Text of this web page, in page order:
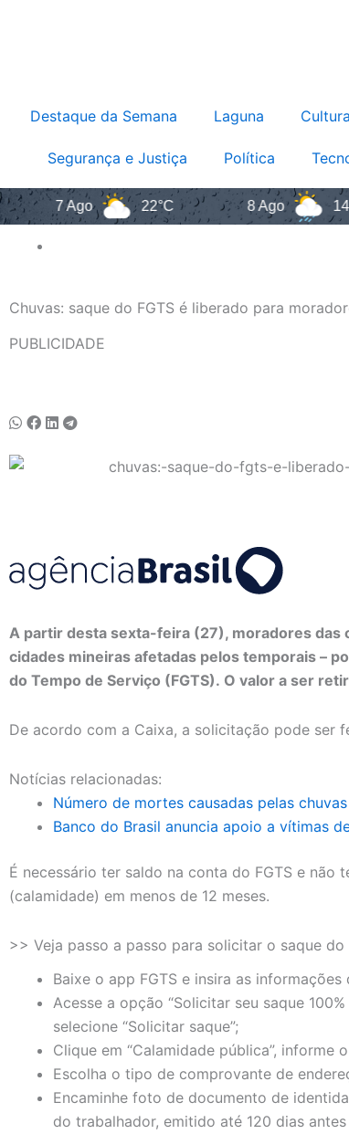
Destaque da Semana Laguna
Segurança e Justiça Política
7 Ago 22°C 8 Ago 14°C
Chuvas: saque do FGTS é liberado para
PUBLICIDADE
A partir desta sexta-feira (27), moradores das
cidades mineiras afetadas pelos temporais –
do Tempo de Serviço (FGTS). O valor a ser
De acordo com a Caixa, a solicitação pode ser
Notícias relacionadas:
Número de mortes causadas pelas
Banco do Brasil anuncia apoio a vítimas
É necessário ter saldo na conta do FGTS e não
(calamidade) em menos de 12 meses.
>> Veja passo a passo para solicitar o saque do
Baixe o app FGTS e insira as informações
Acesse a opção “Solicitar seu saque
selecione “Solicitar saque”;
Clique em “Calamidade pública”,
Escolha o tipo de comprovante de
Encaminhe foto de documento de
do trabalhador, emitido até 120 dias